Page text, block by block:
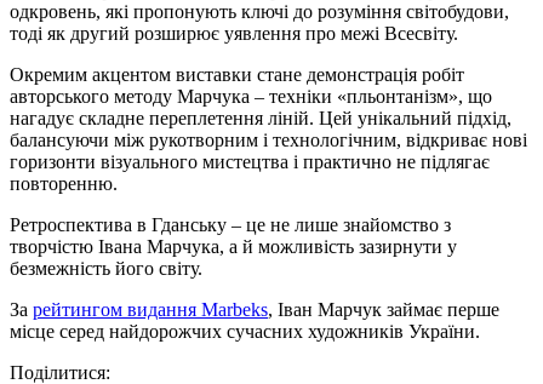
одкровень, які пропонують ключі до розуміння світобудови,
тоді як другий розширює уявлення про межі Всесвіту.
Окремим акцентом виставки стане демонстрація робіт
авторського методу Марчука – техніки «пльонтанізм», що
нагадує складне переплетення ліній. Цей унікальний підхід,
балансуючи між рукотворним і технологічним, відкриває нові
горизонти візуального мистецтва і практично не підлягає
повторенню.
Ретроспектива в Гданську – це не лише знайомство з
творчістю Івана Марчука, а й можливість зазирнути у
безмежність його світу.
За рейтингом видання Marbeks, Іван Марчук займає перше
місце серед найдорожчих сучасних художників України.
Поділитися: